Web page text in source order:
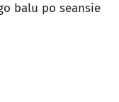
balu po seansie